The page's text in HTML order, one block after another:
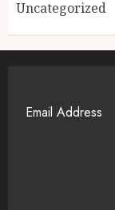
Uncategorized